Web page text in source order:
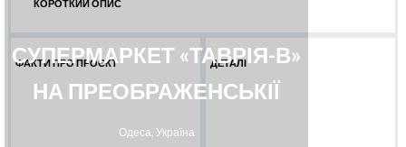
СУПЕРМАРКЕТ «ТАВРІЯ-В»
НА ПРЕОБРАЖЕНСЬКІЇ
Одеса, Україна
КОРОТКИЙ ОПИС
ДЕТАЛІ
ФАКТИ ПРО ПРОЄКТ